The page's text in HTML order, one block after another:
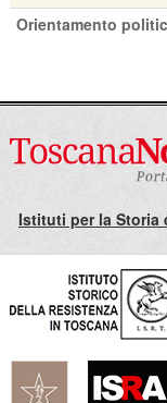
Orientamento
Istituti per la Storia